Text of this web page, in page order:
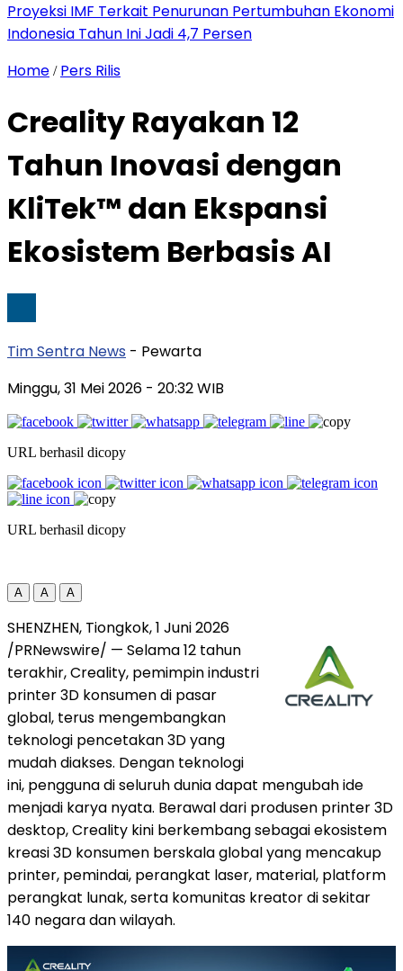
Proyeksi IMF Terkait Penurunan Pertumbuhan Ekonomi
Indonesia Tahun Ini Jadi 4,7 Persen
Home / Pers Rilis
Creality Rayakan 12
Tahun Inovasi dengan
KliTek™ dan Ekspansi
Ekosistem Berbasis AI
Tim Sentra News - Pewarta
Minggu, 31 Mei 2026 - 20:32 WIB
URL berhasil dicopy
URL berhasil dicopy
A A A
SHENZHEN, Tiongkok, 1 Juni 2026
/PRNewswire/ — Selama 12 tahun
terakhir, Creality, pemimpin industri
printer 3D konsumen di pasar
global, terus mengembangkan
teknologi pencetakan 3D yang
mudah diakses. Dengan teknologi
ini, pengguna di seluruh dunia dapat mengubah ide
menjadi karya nyata. Berawal dari produsen printer 3D
desktop, Creality kini berkembang sebagai ekosistem
kreasi 3D konsumen berskala global yang mencakup
printer, pemindai, perangkat laser, material, platform
perangkat lunak, serta komunitas kreator di sekitar
140 negara dan wilayah.